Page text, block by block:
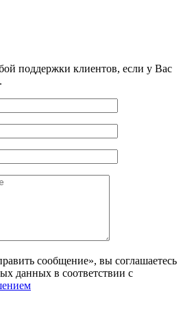
поддержки клиентов, если у Вас
сообщение», вы соглашаетесь
данных в соответствии с